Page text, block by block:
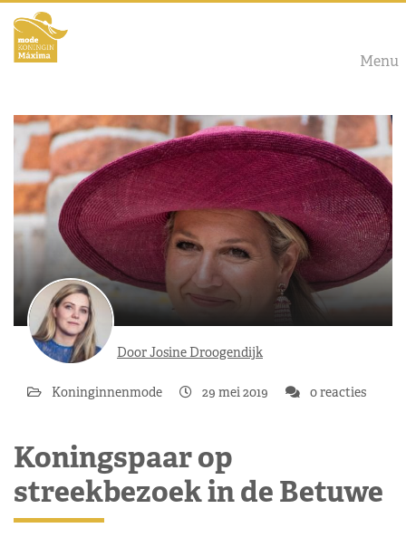
Menu
Door Josine Droogendijk
Koninginnenmode 29 mei 2019 0 reacties
Koningspaar op
streekbezoek in de Betuwe